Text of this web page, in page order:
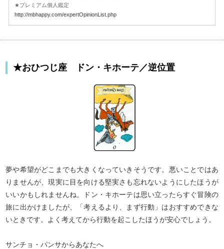
★プレミアム個人鑑定
http://mbhappy.com/expertOpinionList.php
★おひつじ座 ドン・キホーテ／逆位置
夢や希望がどこまでも大きくなっていきそうです。悪いことではあ
りませんが、現実に目を向ける堅実さも忘れないようにしたほうが
いいかもしれませんね。ドン・キホーテは思い立ったらすぐ冒険の
旅に出かけましたが、「考えるより、まず行動」はおすすめできな
いときです。よく考えてから行動を起こしたほうが安心でしょう。
サンチョ・パンサからあなたへ